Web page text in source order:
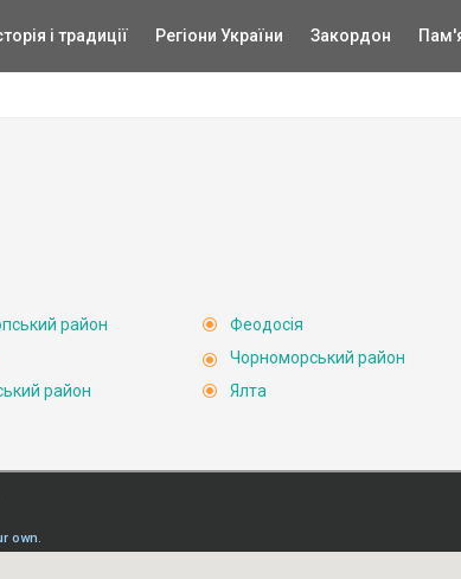
і традиції Регіони України Закордон
район
район
Феодосія
Чорноморський район
Ялта